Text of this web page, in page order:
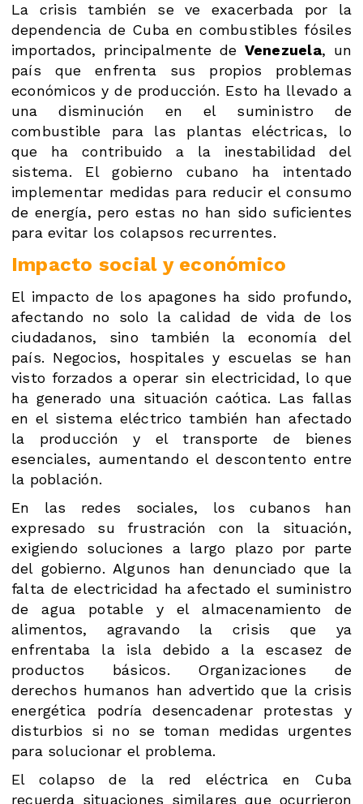
La crisis también se ve exacerbada por la
dependencia de Cuba en combustibles fósiles
importados, principalmente de Venezuela, un
país que enfrenta sus propios problemas
económicos y de producción. Esto ha llevado a
una disminución en el suministro de
combustible para las plantas eléctricas, lo
que ha contribuido a la inestabilidad del
sistema. El gobierno cubano ha intentado
implementar medidas para reducir el consumo
de energía, pero estas no han sido suficientes
para evitar los colapsos recurrentes.
Impacto social y económico
El impacto de los apagones ha sido profundo,
afectando no solo la calidad de vida de los
ciudadanos, sino también la economía del
país. Negocios, hospitales y escuelas se han
visto forzados a operar sin electricidad, lo que
ha generado una situación caótica. Las fallas
en el sistema eléctrico también han afectado
la producción y el transporte de bienes
esenciales, aumentando el descontento entre
la población.
En las redes sociales, los cubanos han
expresado su frustración con la situación,
exigiendo soluciones a largo plazo por parte
del gobierno. Algunos han denunciado que la
falta de electricidad ha afectado el suministro
de agua potable y el almacenamiento de
alimentos, agravando la crisis que ya
enfrentaba la isla debido a la escasez de
productos básicos. Organizaciones de
derechos humanos han advertido que la crisis
energética podría desencadenar protestas y
disturbios si no se toman medidas urgentes
para solucionar el problema.
El colapso de la red eléctrica en Cuba
recuerda situaciones similares que ocurrieron